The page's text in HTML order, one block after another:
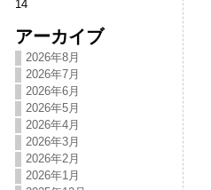
14
アーカイブ
2026年8月
2026年7月
2026年6月
2026年5月
2026年4月
2026年3月
2026年2月
2026年1月